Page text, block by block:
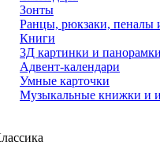
Зонты
Ранцы, рюкзаки, пеналы
Книги
3Д картинки и панорамки
Адвент-календари
Умные карточки
Музыкальные книжки и